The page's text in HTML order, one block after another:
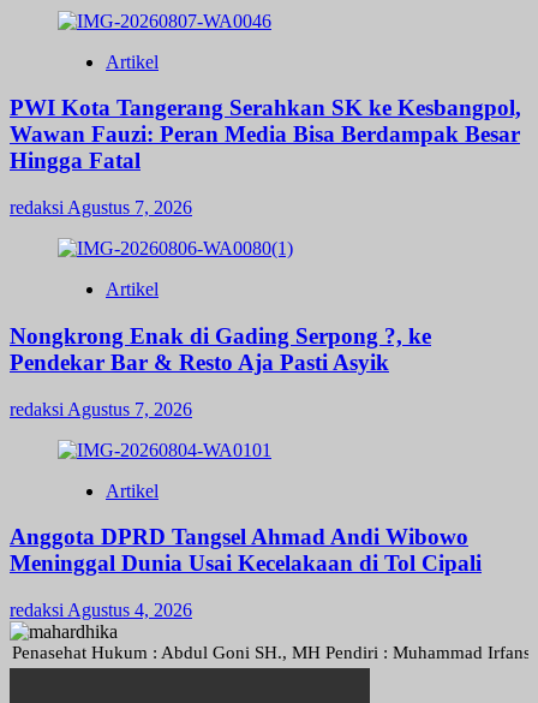
Artikel
PWI Kota Tangerang Serahkan SK ke Kesbangpol,
Wawan Fauzi: Peran Media Bisa Berdampak Besar
Hingga Fatal
redaksi Agustus 7, 2026
Artikel
Nongkrong Enak di Gading Serpong ?, ke
Pendekar Bar & Resto Aja Pasti Asyik
redaksi Agustus 7, 2026
Artikel
Anggota DPRD Tangsel Ahmad Andi Wibowo
Meninggal Dunia Usai Kecelakaan di Tol Cipali
redaksi Agustus 4, 2026
Hukum : Abdul Goni SH., MH Pendiri : Muhammad